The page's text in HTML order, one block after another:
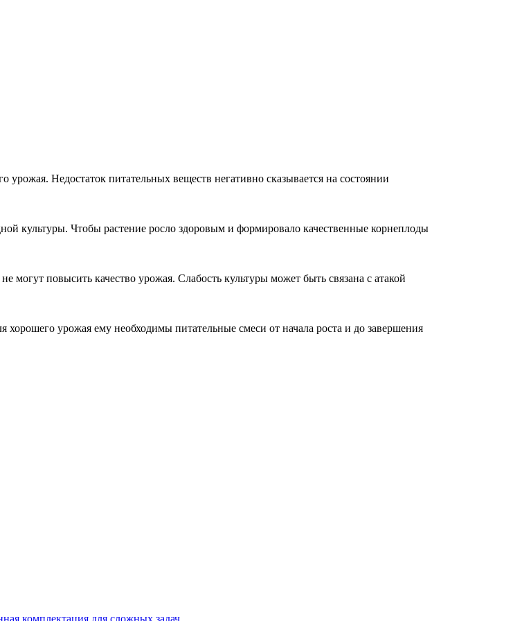
урожая. Недостаток питательных веществ негативно сказывается на состоянии
культуры. Чтобы растение росло здоровым и формировало качественные корнеплоды
повысить качество урожая. Слабость культуры может быть связана с атакой
урожая ему необходимы питательные смеси от начала роста и до завершения
комплектация для сложных задач